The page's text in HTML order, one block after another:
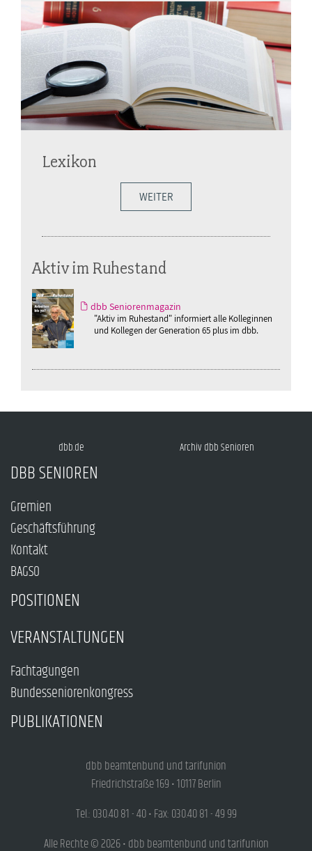
Lexikon
WEITER
Aktiv im Ruhestand
dbb Seniorenmagazin
"Aktiv im Ruhestand" informiert alle Kolleginnen
und Kollegen der Generation 65 plus im dbb.
dbb.de Archiv dbb Senioren
DBB SENIOREN
Gremien
Geschäftsführung
Kontakt
BAGSO
POSITIONEN
VERANSTALTUNGEN
Fachtagungen
Bundesseniorenkongress
PUBLIKATIONEN
dbb beamtenbund und tarifunion
Friedrichstraße 169 • 10117 Berlin
Tel.: 030.40 81 - 40 • Fax: 030.40 81 - 49 99
Alle Rechte © 2026 • dbb beamtenbund und tarifunion